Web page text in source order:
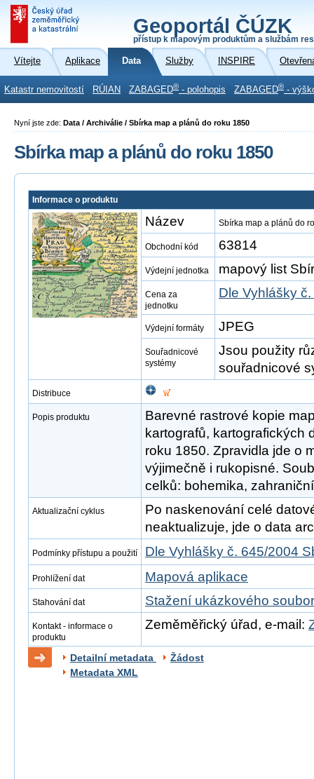
Geoportál ČÚZK
přístup k mapovým produktům a službám
Vítejte Aplikace Data Služby INSPIRE
Katastr nemovitostí RÚIAN ZABAGED® - polohopis ZABAGED® -
Nyní jste zde: Data / Archiválie / Sbírka map a plánů do roku 1850
Sbírka map a plánů do roku 1850
Informace o produktu
Název Sbírka map a plánů do
Obchodní kód 63814
Výdejní jednotka mapový list
Cena za
jednotku
Dle Vyhlášky
Výdejní formáty JPEG
Souřadnicové
systémy
Jsou použity
souřadnicové
Distribuce
Popis produktu
Barevné rastrové kopie
kartografů, kartografických
roku 1850. Zpravidla jde o
výjimečně i rukopisné.
celků: bohemika,
Aktualizační cyklus
Po naskenování celé
neaktualizuje, jde o data
Podmínky přístupu a použití Dle Vyhlášky č. 645/2004
Prohlížení dat Mapová aplikace
Stahování dat Stažení ukázkového
Kontakt - informace o
produktu
Zeměměřický úřad, e-mail:
Detailní metadata
Žádost
Metadata XML